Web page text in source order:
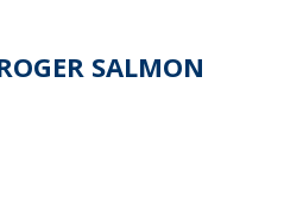
SALMON